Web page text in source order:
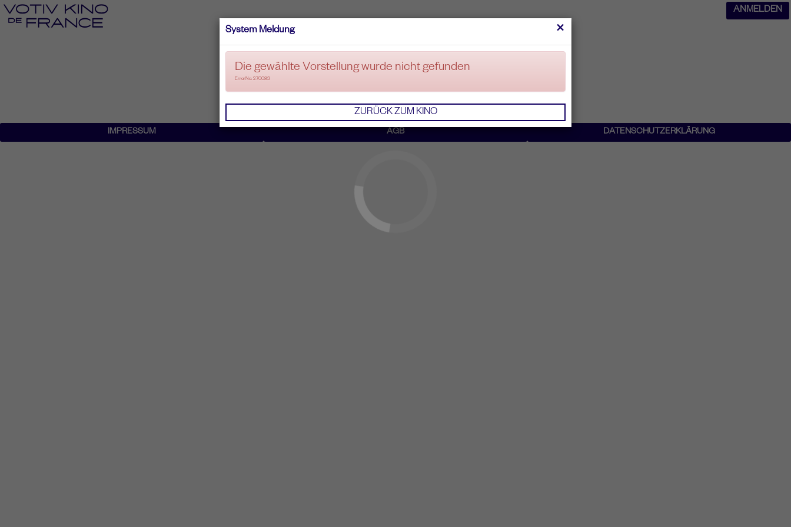
ANMELDEN
×
System Meldung
Die gewählte Vorstellung wurde nicht gefunden
ErrorNo. 270083
ZURÜCK ZUM KINO
IMPRESSUM AGB DATENSCHUTZERKLÄRUNG